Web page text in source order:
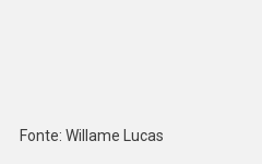
Fonte: Willame Lucas